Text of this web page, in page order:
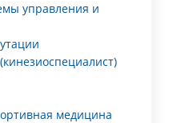
управления и
медицина